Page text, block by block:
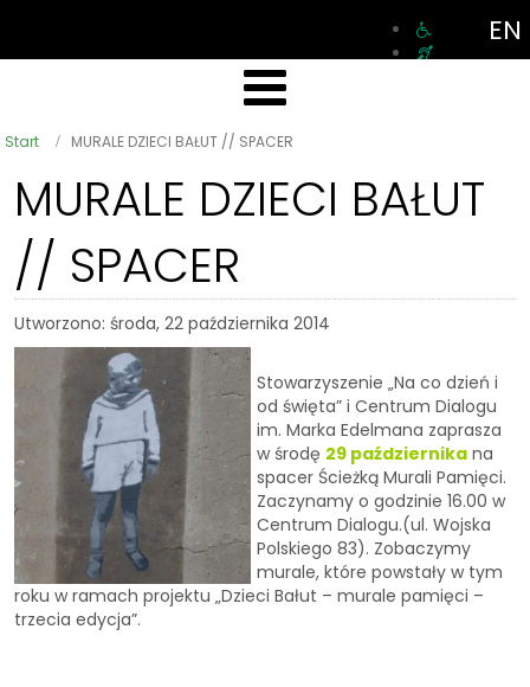
EN
Start MURALE DZIECI BAŁUT // SPACER
MURALE DZIECI BAŁUT
// SPACER
Utworzono: środa, 22 października 2014
Stowarzyszenie „Na co dzień i
od święta” i Centrum Dialogu
im. Marka Edelmana zaprasza
w środę 29 października na
spacer Ścieżką Murali Pamięci.
Zaczynamy o godzinie 16.00 w
Centrum Dialogu.(ul. Wojska
Polskiego 83). Zobaczymy
murale, które powstały w tym
roku w ramach projektu „Dzieci Bałut – murale pamięci –
trzecia edycja”.